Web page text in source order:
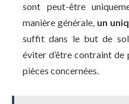
sont peut-être
manière générale, un
suffit dans le but de
éviter d’être contraint de
pièces concernées.